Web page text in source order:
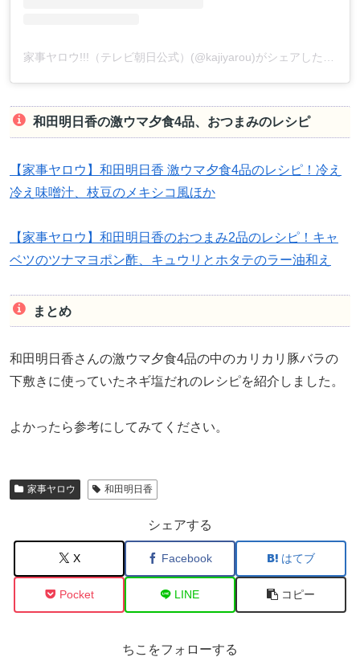
和田明日香の激ウマ夕食4品、おつまみのレシピ
【家事ヤロウ】和田明日香 激ウマ夕食4品のレシピ！冷え
冷え味噌汁、枝豆のメキシコ風ほか
【家事ヤロウ】和田明日香のおつまみ2品のレシピ！キャ
ベツのツナマヨポン酢、キュウリとホタテのラー油和え
まとめ
和田明日香さんの激ウマ夕食4品の中のカリカリ豚バラの
下敷きに使っていたネギ塩だれのレシピを紹介しました。
よかったら参考にしてみてください。
家事ヤロウ 和田明日香
シェアする
X Facebook はてブ
Pocket LINE コピー
ちこをフォローする